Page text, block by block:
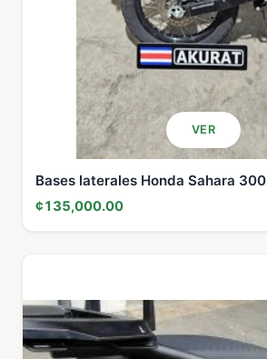
VER
Bases laterales Honda Sahara 300
¢135,000.00